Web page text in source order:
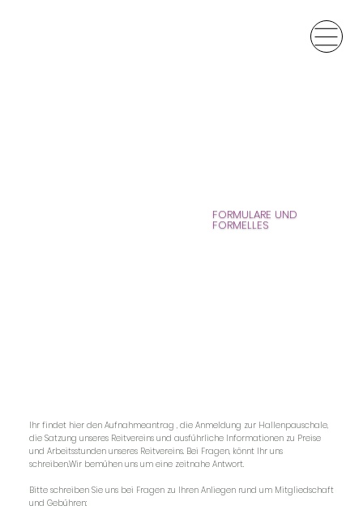
FORMULARE UND
FORMELLES
Ihr findet hier den Aufnahmeantrag , die Anmeldung zur Hallenpauschale,
die Satzung unseres Reitvereins und ausführliche Informationen zu Preise
und Arbeitsstunden unseres Reitvereins. Bei Fragen, könnt Ihr uns
schreiben.Wir bemühen uns um eine zeitnahe Antwort.
Bitte schreiben Sie uns bei Fragen zu Ihren Anliegen rund um Mitgliedschaft
und Gebühren: